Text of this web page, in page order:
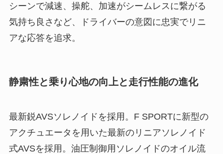
シーンで減速、操舵、加速がシームレスに繋がる
気持ち良さなど、ドライバーの意図に忠実でリニ
アな応答を追求。
静粛性と乗り心地の向上と走行性能の進化
最新鋭AVSソレノイドを採用。F SPORTに新型の
アクチュエータを用いた最新のリニアソレノイド
式AVSを採用。油圧制御用ソレノイドのオイル流